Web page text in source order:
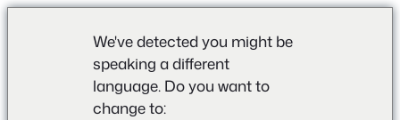
We've detected you might be
speaking a different
language. Do you want to
change to: